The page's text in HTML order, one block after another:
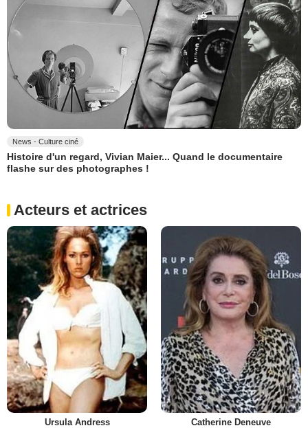
News - Culture ciné
Histoire d'un regard, Vivian Maier... Quand le documentaire
flashe sur des photographes !
Acteurs et actrices
Ursula Andress Catherine Deneuve